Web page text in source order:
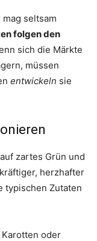
seltsam
folgen den
sich die Märkte
müssen
entwickeln sie
zartes Grün und
herzhafter
typischen Zutaten
oder